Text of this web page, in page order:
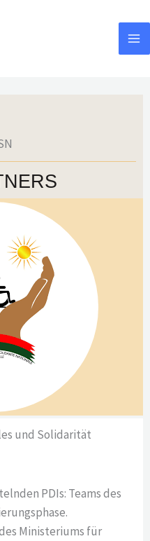
und Solidarität
PDIs: Teams des
Ministeriums für